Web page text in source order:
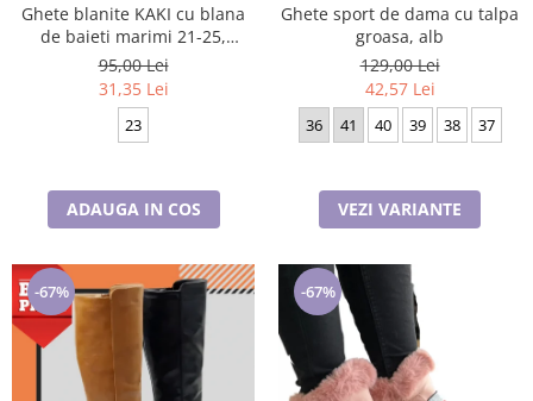
Ghete blanite KAKI cu blana
de baieti marimi 21-25,
inchidere cu scai si fermoar
95,00 Lei
31,35 Lei
23
ADAUGA IN COS
Ghete sport de dama cu talpa
groasa, alb
129,00 Lei
42,57 Lei
36 41 40 39 38 37
VEZI VARIANTE
-67% -67%